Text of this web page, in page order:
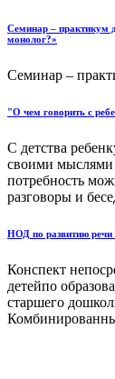
Семинар – практикум
монолог?»
Семинар –
"О чем говорить с
С детства
своими мыслями
потребность
разговоры и
НОД по развитию
Конспект
детейпо
старшего